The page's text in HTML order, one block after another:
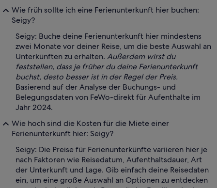
Wie früh sollte ich eine Ferienunterkunft hier buchen:
Seigy?
Seigy: Buche deine Ferienunterkunft hier mindestens
zwei Monate vor deiner Reise, um die beste Auswahl an
Unterkünften zu erhalten. Außerdem wirst du
feststellen, dass je früher du deine Ferienunterkunft
buchst, desto besser ist in der Regel der Preis.
Basierend auf der Analyse der Buchungs- und
Belegungsdaten von FeWo-direkt für Aufenthalte im
Jahr 2024.
Wie hoch sind die Kosten für die Miete einer
Ferienunterkunft hier: Seigy?
Seigy: Die Preise für Ferienunterkünfte variieren hier je
nach Faktoren wie Reisedatum, Aufenthaltsdauer, Art
der Unterkunft und Lage. Gib einfach deine Reisedaten
ein, um eine große Auswahl an Optionen zu entdecken